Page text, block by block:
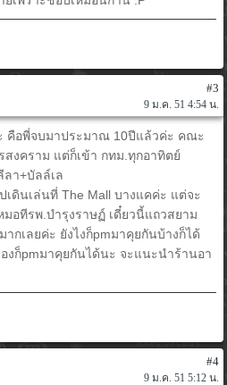
#3
9 ม.ค. 51 4:54 น.
คือพี่จบมาประมาณ 10ปีแล้วค่ะ คณะ
งคราม แต่ก็เข้า กทม.ทุกอาทิตย์
ลา+บัลล์เล
เดินเล่นที่ The Mall บางแคค่ะ แต่จะ
อทีรพ.บำรุงราษฏ์ เดี๋ยวนี้แถวสยาม
กเลยค่ะ ยังไงก็pmมาคุยกันบ้างก็ได้
งก็pmมาคุยกันได้นะ จะแนะนำร้านอา
#4
9 ม.ค. 51 5:12 น.